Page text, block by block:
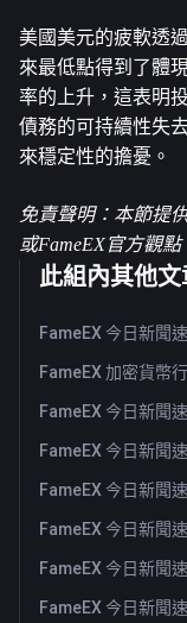
美國美元的疲軟透
來最低點得到了體
率的上升，這表明
債務的可持續性失
來穩定性的擔憂。
免責聲明：本節提
或FameEX官方觀點
此組內其他文